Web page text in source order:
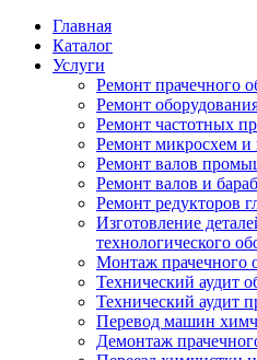
Главная
Каталог
Услуги
Ремонт прачечного
Ремонт
Ремонт частотных
Ремонт микросхем и
Ремонт валов
Ремонт валов и
Ремонт редукторов
Изготовление
технологического
Монтаж прачечного
Технический аудит
Технический аудит
Перевод машин
Демонтаж